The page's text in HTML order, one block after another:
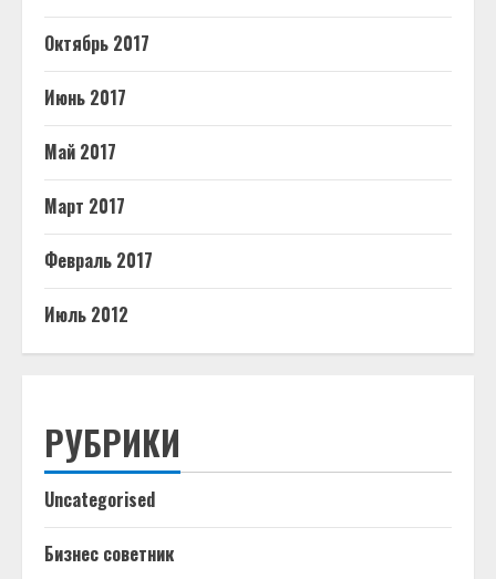
Октябрь 2017
Июнь 2017
Май 2017
Март 2017
Февраль 2017
Июль 2012
РУБРИКИ
Uncategorised
Бизнес советник